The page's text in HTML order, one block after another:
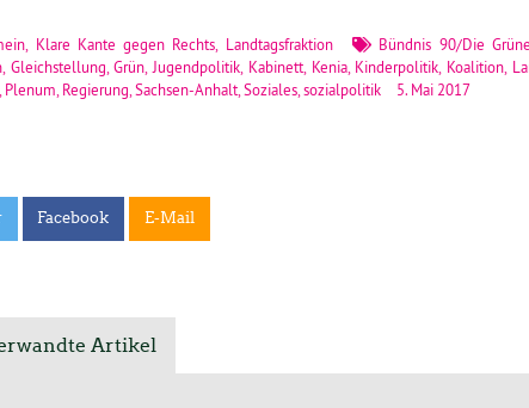
, Klare Kante gegen Rechts, Landtagsfraktion Bündnis 90/Die
, Gleichstellung,Grün,Jugendpolitik, Kabinett, Kenia, Kinderpolitik, Koalition,
,Plenum,Regierung,Sachsen-Anhalt,Soziales,sozialpolitik 5. Mai 2017
Facebook E-Mail
Artikel